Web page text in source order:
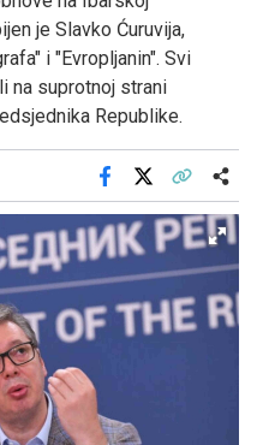
je Slavko Ćuruvija,
i "Evropljanin". Svi
na suprotnoj strani
Republike.
Facebook